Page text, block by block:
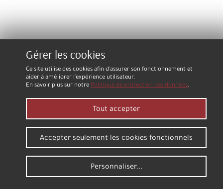
Gérer les cookies
Ce site utilise des cookies afin d'assurer son fonctionnement et
aider à améliorer l'expérience utilisateur.
En savoir plus sur notre Politique de protection des données.
Tout accepter
Accepter seulement les cookies fonctionnels
Personnaliser...